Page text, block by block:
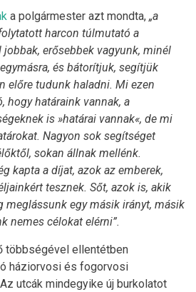
a polgármester azt mondta, „a
harcon túlmutató a
erősebbek vagyunk, minél
és bátorítjuk, segítjük
előre tudunk haladni. Mi ezen
hogy határaink vannak, a
is »határai vannak«, de mi
Nagyon sok segítséget
sokan állnak mellénk.
kapta a díjat, azok az emberek,
tesznek. Sőt, azok is, akik
meglássunk egy másik irányt, másik
nemes célokat elérni”.
többségével ellentétben
háziorvosi és fogorvosi
utcák mindegyike új burkolatot